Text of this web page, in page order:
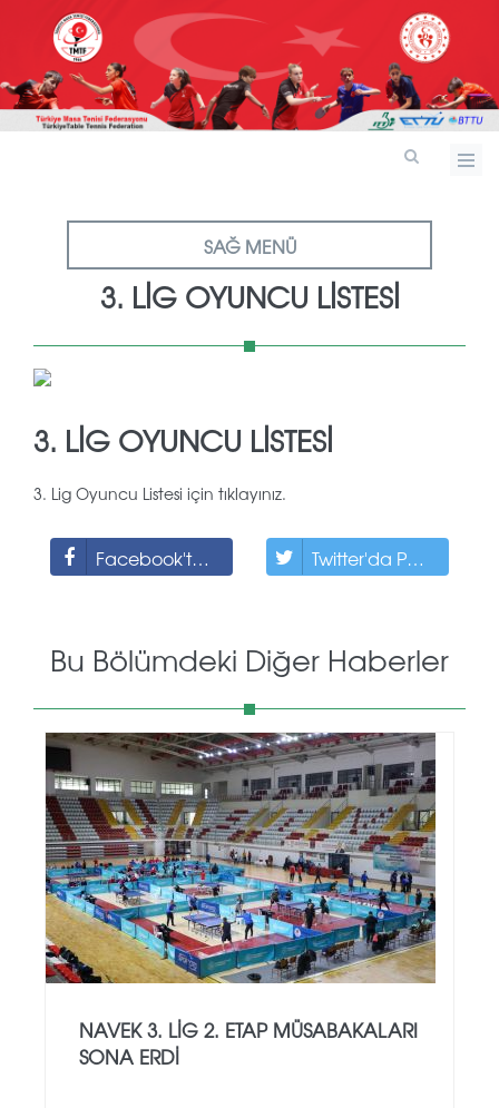
SAĞ MENÜ
3. LIG OYUNCU LISTESI
3. LIG OYUNCU LISTESI
3. Lig Oyuncu Listesi için tıklayınız.
Facebook'ta Paylaş Twitter'da Paylaş
Bu Bölümdeki Diğer Haberler
NAVEK 3. LIG 2. ETAP MÜSABAKALARI
SONA ERDI